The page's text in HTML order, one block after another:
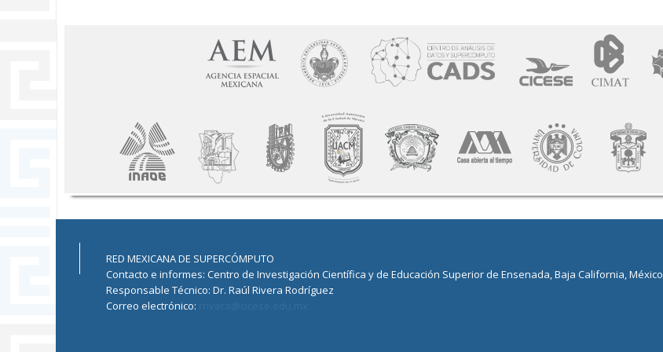
RED MEXICANA DE SUPERCÓMPUTO
Contacto e informes: Centro de Investigación Científica y de Educación Superior de Ensenada, Baja California, México
Responsable Técnico: Dr. Raúl Rivera Rodríguez
Correo electrónico: